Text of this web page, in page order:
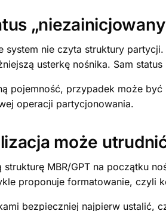
system nie czyta struktury
usterkę nośnika. Sam
pojemność, przypadek może
operacji partycjonowania.
może
strukturę MBR/GPT na początku
proponuje formatowanie, czyli
bezpieczniej najpierw ustalić,